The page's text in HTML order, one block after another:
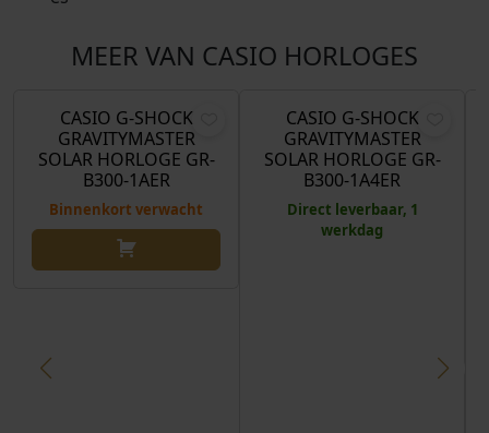
MEER VAN CASIO HORLOGES
€299,00
CASIO G-SHOCK
GRAVITYMASTER
SOLAR HORLOGE GR-
B300-1AER
Binnenkort verwacht
Aanbieding!
€299,00O
r
s
p
r
o
n
€268,00
CASIO G-SHOCK
GRAVITYMASTER
SOLAR HORLOGE GR-
B300-1A4ER
Direct leverbaar, 1
werkdag